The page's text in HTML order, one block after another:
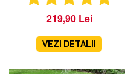
219,90 Lei
VEZI DETALII